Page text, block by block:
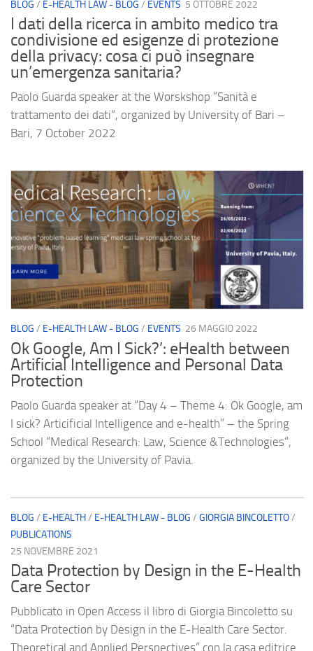
BLOG / E-HEALTH LAW - BLOG / EVENTS 5 OTTOBRE 2022
I dati della ricerca in ambito medico tra
condivisione ed esigenze di protezione
della privacy: cosa ci può insegnare
un’emergenza sanitaria?
Paolo Guarda speaker at the Worskshop “Sanità e
trattamento dei dati“, organized by University of Bari –
Bari, 7 October 2022
BLOG / E-HEALTH LAW - BLOG / EVENTS 26 MAGGIO 2022
Ok Google, Am I Sick?’: eHealth between
Artificial Intelligence and Personal Data
Protection
Paolo Guarda speaker at “Day 4 – Theme 4: Ok Google, am
I sick? Articificial Intelligence and e-health” – the Spring
School “Medical Research: Law, Science &Technologies“,
organized by the University of Pavia.
BLOG / E-HEALTH/ E-HEALTH LAW - BLOG / GIORGIA BINCOLETTO/
PUBLICATIONS
25 NOVEMBRE 2021
Data Protection by Design in the E-Health
Care Sector
Pubblicato in Open Access il libro di Giorgia Bincoletto su
“Data Protection by Design in the E-Health Care Sector.
Theoretical and Applied Perspectives” con la casa editrice